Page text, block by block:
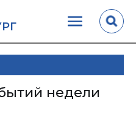
недели